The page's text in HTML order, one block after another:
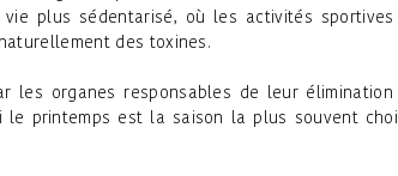
plus sédentarisé, où les activités
des toxines.
les organes responsables de leur
le printemps est la saison la plus souvent